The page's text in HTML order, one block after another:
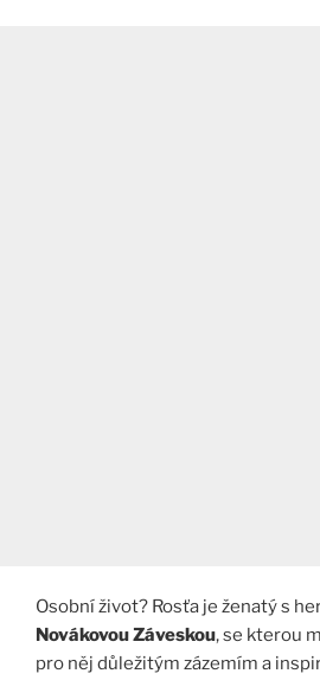
Osobní život? Rosťa je ženatý s
Novákovou Záveskou, se kterou
pro něj důležitým zázemím a